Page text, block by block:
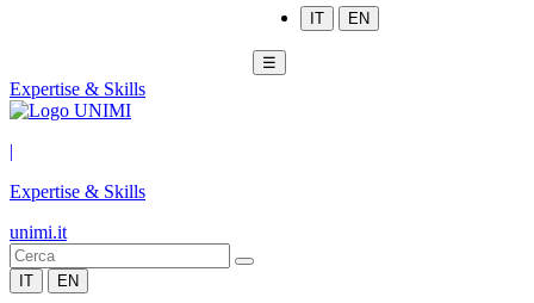
IT EN
☰
Expertise & Skills
|
Expertise & Skills
unimi.it
IT EN